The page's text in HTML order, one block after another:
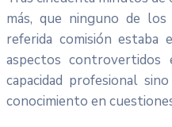
más, que ninguno de
referida comisión estaba
aspectos
capacidad profesional
conocimiento en